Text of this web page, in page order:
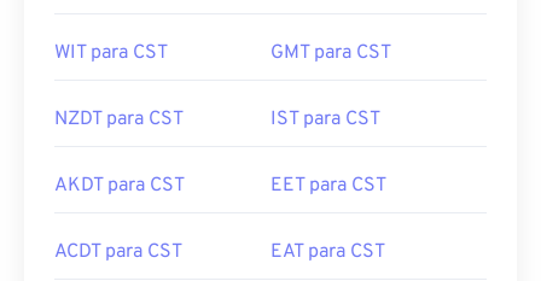
WIT para CST GMT para CST
NZDT para CST IST para CST
AKDT para CST EET para CST
ACDT para CST EAT para CST